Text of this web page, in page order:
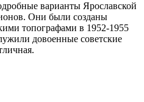
варианты Ярославской
Они были созданы
топографами в 1952-1955
довоенные советские